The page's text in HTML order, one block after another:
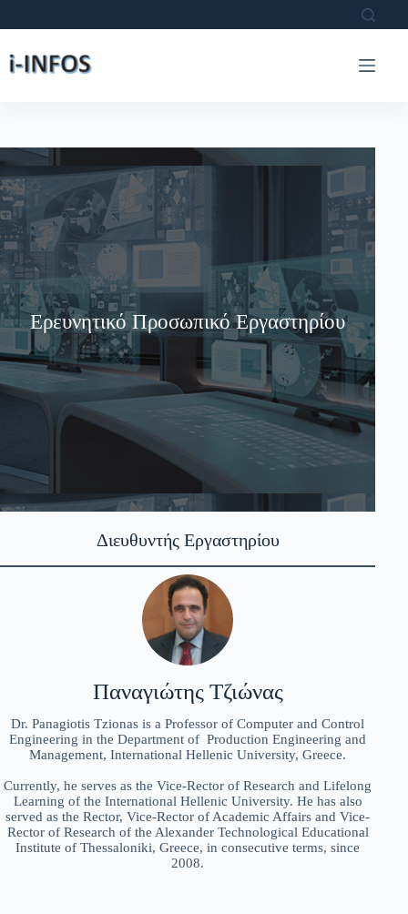
Ερευνητικό Προσωπικό Εργαστηρίου
Διευθυντής Εργαστηρίου
Παναγιώτης Τζιώνας
Dr. Panagiotis Tzionas is a Professor of Computer and Control
Engineering in the Department of Production Engineering and
Management, International Hellenic University, Greece.
Currently, he serves as the Vice-Rector of Research and Lifelong
Learning of the International Hellenic University. He has also
served as the Rector, Vice-Rector of Academic Affairs and Vice-
Rector of Research of the Alexander Technological Educational
Institute of Thessaloniki, Greece, in consecutive terms, since
2008.